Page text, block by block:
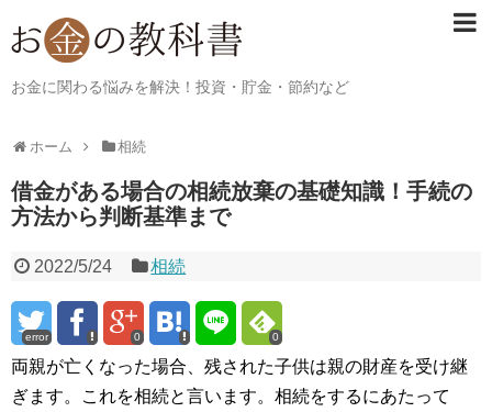
お金に関わる悩みを解決！投資・貯金・節約など
ホーム 相続
借金がある場合の相続放棄の基礎知識！手続の
方法から判断基準まで
2022/5/24 相続
error 0 0
両親が亡くなった場合、残された子供は親の財産を受け継
ぎます。これを相続と言います。相続をするにあたって